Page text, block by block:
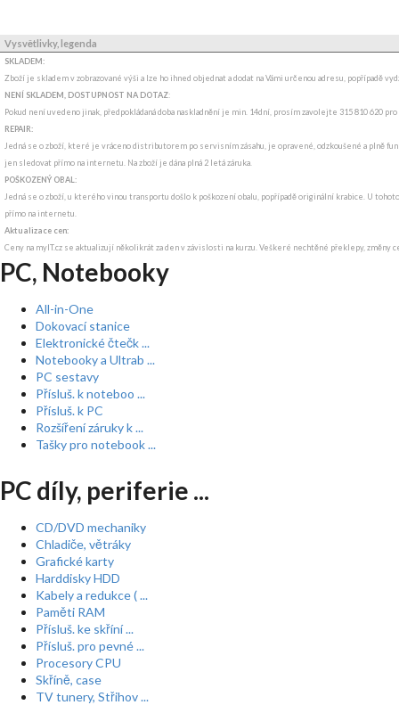
Vysvětlivky, legenda
SKLADEM:
Zboží je skladem v zobrazované výši a lze ho ihned objednat a dodat na Vámi určenou adresu, popřípadě
NENÍ SKLADEM, DOSTUPNOST NA DOTAZ:
Pokud není uvedeno jinak, předpokládaná doba naskladnění je min. 14dní, prosím zavolejte 315 810 620
REPAIR:
Jedná se o zboží, které je vráceno distributorem po servisním zásahu, je opravené, odzkoušené a plně
jen sledovat přímo na internetu. Na zboží je dána plná 2 letá záruka.
POŠKOZENÝ OBAL:
Jedná se o zboží, u kterého vinou transportu došlo k poškození obalu, popřípadě originální krabice. U
přímo na internetu.
Aktualizace cen:
Ceny na myIT.cz se aktualizují několikrát za den v závislosti na kurzu. Veškeré nechtěné překlepy, změny
PC, Notebooky
All-in-One
Dokovací stanice
Elektronické čtečk ...
Notebooky a Ultrab ...
PC sestavy
Přísluš. k noteboo ...
Přísluš. k PC
Rozšíření záruky k ...
Tašky pro notebook ...
PC díly, periferie ...
CD/DVD mechaniky
Chladiče, větráky
Grafické karty
Harddisky HDD
Kabely a redukce ( ...
Paměti RAM
Přísluš. ke skříní ...
Přísluš. pro pevné ...
Procesory CPU
Skříně, case
TV tunery, Střihov ...